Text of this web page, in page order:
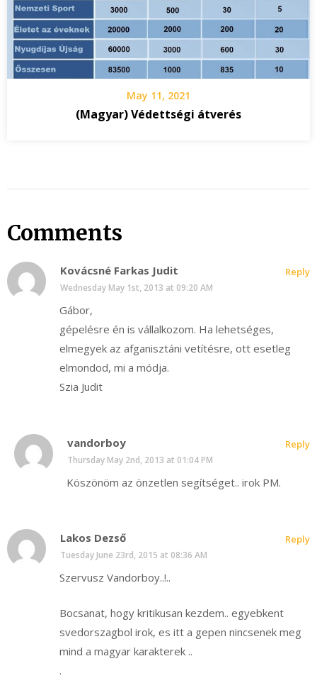
May 11, 2021
(Magyar) Védettségi átverés
Comments
Kovácsné Farkas Judit
Wednesday May 1st, 2013 at 09:20 AM
Gábor,
gépelésre én is vállalkozom. Ha lehetséges,
elmegyek az afganisztáni vetítésre, ott esetleg
elmondod, mi a módja.
Szia Judit
Reply
vandorboy
Thursday May 2nd, 2013 at 01:04 PM
Köszönöm az önzetlen segítséget.. irok PM.
Reply
Lakos Dezső
Tuesday June 23rd, 2015 at 08:36 AM
Szervusz Vandorboy..!..
Bocsanat, hogy kritikusan kezdem.. egyebkent
svedorszagbol irok, es itt a gepen nincsenek meg
mind a magyar karakterek ..
.
Reply